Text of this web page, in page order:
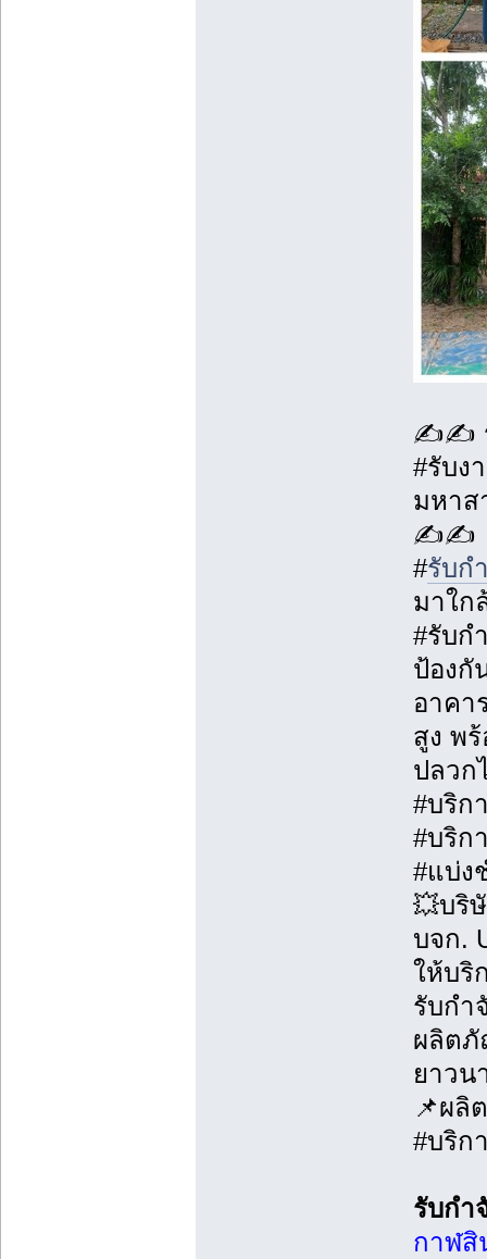
✍️✍️
#รับง
มหาส
#รับก
มาใก
#รับก
ป้องกั
อาคา
สูง พ
ปลวก
#บริก
#บริก
#แบ่ง
💥บริ
บจก.
ให้บริ
รับกำ
ผลิตภั
ยาว
📌ผลิ
#บริก
รับกำ
กาฬสิ